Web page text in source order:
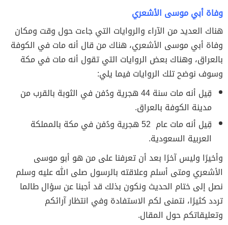
وفاة أبي موسى الأشعري
هناك العديد من الآراء والروايات التي جاءت حول وقت ومكان
وفاة أبي موسى الأشعري، هناك من قال أنه مات في الكوفة
بالعراق، وهناك بعض الروايات التي تقول أنه مات في مكة
وسوف نوضح تلك الروايات فيما يلي:
قِيل أنه مات سنة 44 هجرية ودُفن في الثوبة بالقرب من
مدينة الكوفة بالعراق.
قِيل أنه مات عام 52 هجرية ودُفن في مكة بالمملكة
العربية السعودية.
وأخيرًا وليس آخرًا بعد أن تعرفنا على من هو أبو موسى
الأشعري ومتى أسلم وعلاقته بالرسول صلى الله عليه وسلم
نصل إلى ختام الحديث ونكون بذلك قد أجبنا عن سؤال طالما
تردد كثيرًا، نتمنى لكم الاستفادة وفي انتظار آرائكم
وتعليقاتكم حول المقال.